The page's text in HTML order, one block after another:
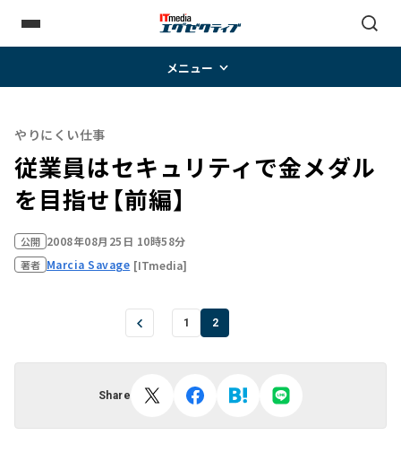
メニュー
やりにくい仕事
従業員はセキュリティで金メダル
を目指せ【前編】
公開 2008年08月25日 10時58分
著者 Marcia Savage [ITmedia]
1 2
Share